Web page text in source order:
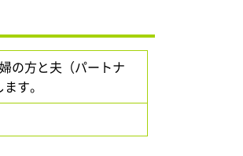
の方と夫（パートナ
す。